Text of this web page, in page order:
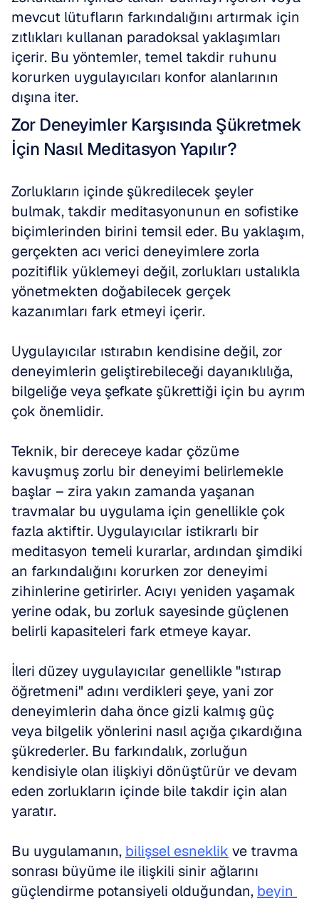
mevcut lütufların farkındalığını artırmak için
zıtlıkları kullanan paradoksal yaklaşımları
içerir. Bu yöntemler, temel takdir ruhunu
korurken uygulayıcıları konfor alanlarının
dışına iter.
Zor Deneyimler Karşısında Şükretmek
İçin Nasıl Meditasyon Yapılır?
Zorlukların içinde şükredilecek şeyler
bulmak, takdir meditasyonunun en sofistike
biçimlerinden birini temsil eder. Bu yaklaşım,
gerçekten acı verici deneyimlere zorla
pozitiflik yüklemeyi değil, zorlukları ustalıkla
yönetmekten doğabilecek gerçek
kazanımları fark etmeyi içerir.
Uygulayıcılar ıstırabın kendisine değil, zor
deneyimlerin geliştirebileceği dayanıklılığa,
bilgeliğe veya şefkate şükrettiği için bu ayrım
çok önemlidir.
Teknik, bir dereceye kadar çözüme
kavuşmuş zorlu bir deneyimi belirlemekle
başlar – zira yakın zamanda yaşanan
travmalar bu uygulama için genellikle çok
fazla aktiftir. Uygulayıcılar istikrarlı bir
meditasyon temeli kurarlar, ardından şimdiki
an farkındalığını korurken zor deneyimi
zihinlerine getirirler. Acıyı yeniden yaşamak
yerine odak, bu zorluk sayesinde güçlenen
belirli kapasiteleri fark etmeye kayar.
İleri düzey uygulayıcılar genellikle "ıstırap
öğretmeni" adını verdikleri şeye, yani zor
deneyimlerin daha önce gizli kalmış güç
veya bilgelik yönlerini nasıl açığa çıkardığına
şükrederler. Bu farkındalık, zorluğun
kendisiyle olan ilişkiyi dönüştürür ve devam
eden zorlukların içinde bile takdir için alan
yaratır.
Bu uygulamanın, bilişsel esneklik ve travma
sonrası büyüme ile ilişkili sinir ağlarını
güçlendirme potansiyeli olduğundan, beyin